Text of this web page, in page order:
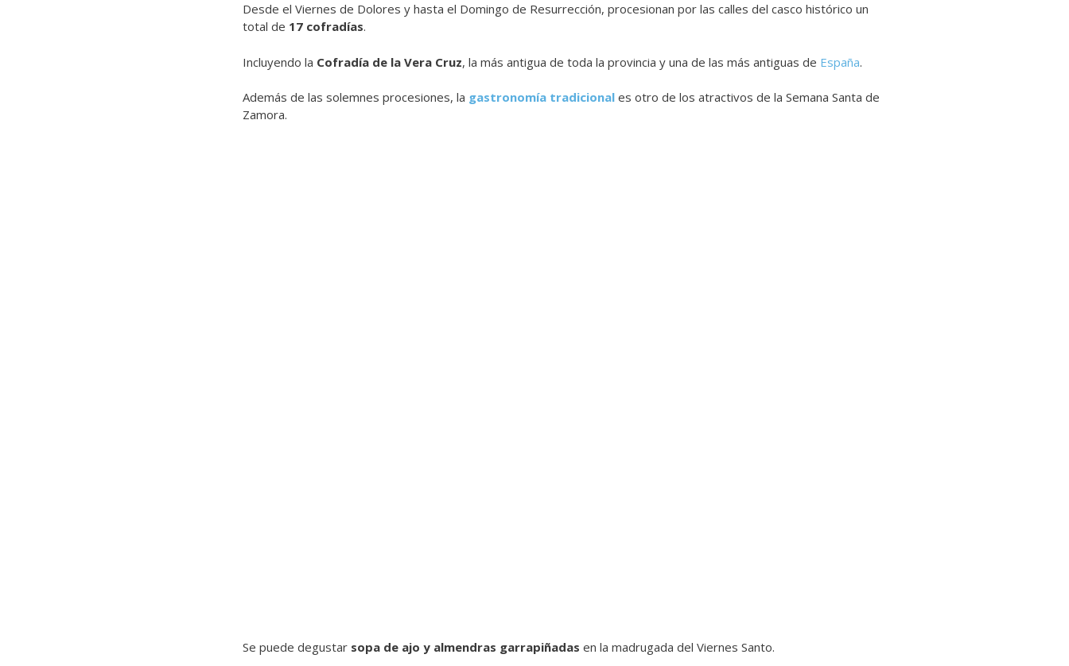
Desde el Viernes de Dolores y hasta el Domingo de Resurrección, procesionan por las calles del casco histórico un
total de 17 cofradías.
Incluyendo la Cofradía de la Vera Cruz, la más antigua de toda la provincia y una de las más antiguas de España.
Además de las solemnes procesiones, la gastronomía tradicional es otro de los atractivos de la Semana Santa de
Zamora.
Se puede degustar sopa de ajo y almendras garrapiñadas en la madrugada del Viernes Santo.